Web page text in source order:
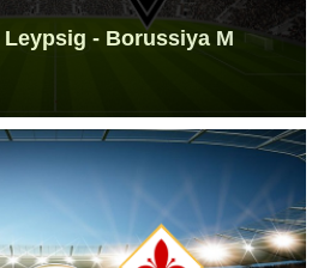
- Borussiya M